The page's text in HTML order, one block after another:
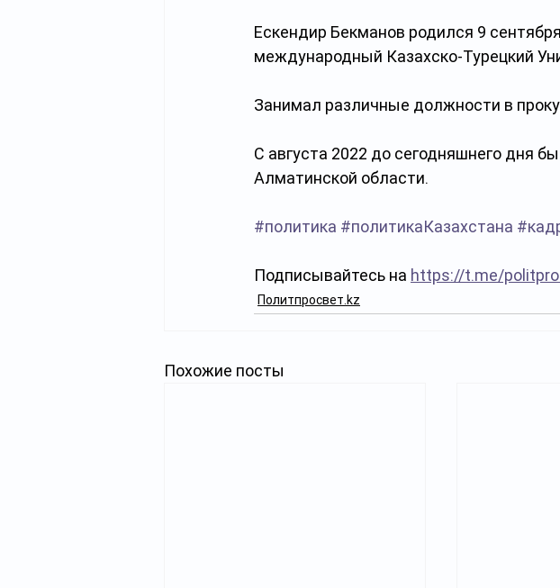
Ескендир Бекманов родился 9
международный Казахско-Турецкий
Занимал различные должности в
С августа 2022 до сегодняшнего дня
Алматинской области.
#политика #политикаКазахстана
Подписывайтесь на https://t.me/
Политпросвет.kz
Похожие посты